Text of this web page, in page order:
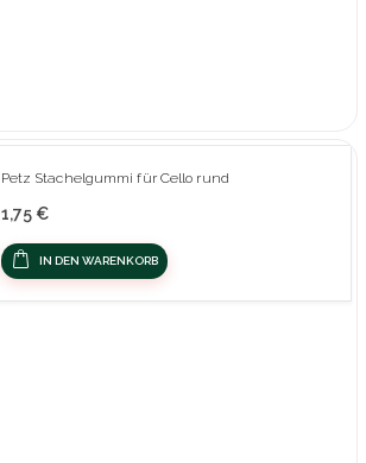
Petz Stachelgummi für Cello rund
1,75 €
IN DEN WARENKORB